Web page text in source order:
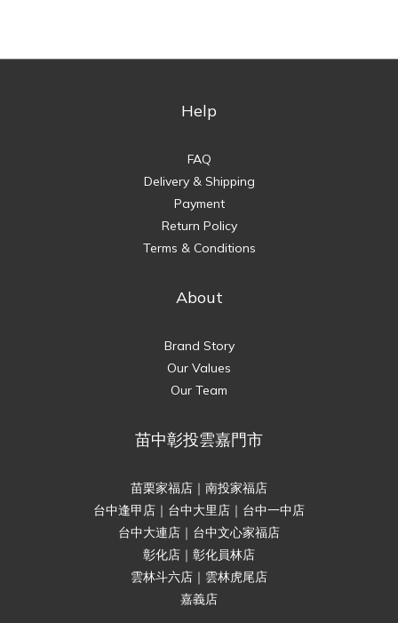
Help
FAQ
Delivery & Shipping
Payment
Return Policy
Terms & Conditions
About
Brand Story
Our Values
Our Team
苗中彰投雲嘉門市
苗栗家福店｜南投家福店
台中逢甲店｜台中大里店｜台中一中店
台中大連店｜台中文心家福店
彰化店｜彰化員林店
雲林斗六店｜雲林虎尾店
嘉義店